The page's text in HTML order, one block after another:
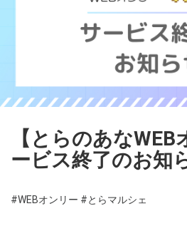
【とらのあな
ービス終了のお知
#WEBオンリー #とらマルシェ